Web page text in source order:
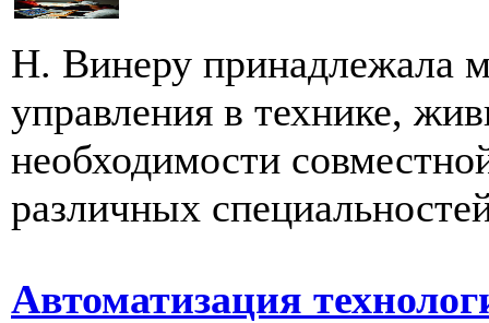
Н. Винеру принадлежала
управления в технике,
необходимости
различных
Автоматизация